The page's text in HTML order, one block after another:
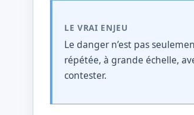
LE VRAI ENJEU
Le danger n’est pas
répétée, à grande échelle,
contester.